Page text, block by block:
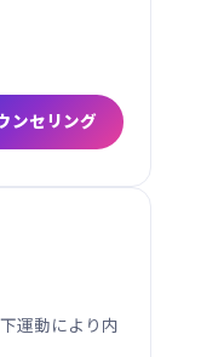
ンセリング
運動により内